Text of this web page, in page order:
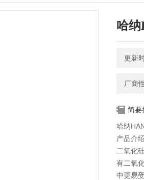
哈
更新
厂商
简要
哈纳
产品介绍
二氧化
有二氧
中更易